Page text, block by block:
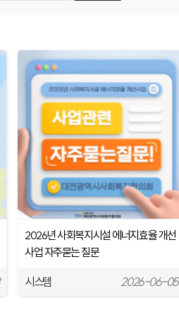
2026년 사회복지시설 에너지효율 개선
사업 자주묻는 질문
시스템 2026-06-05